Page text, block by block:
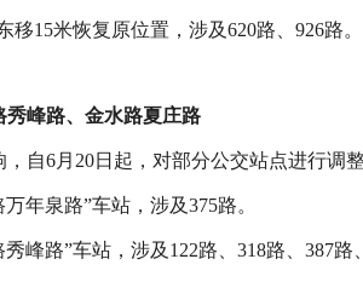
15米恢复原位置，涉及620路、926路。
秀峰路、金水路夏庄路
自6月20日起，对部分公交站点进行调
年泉路”车站，涉及375路。
峰路”车站，涉及122路、318路、387路